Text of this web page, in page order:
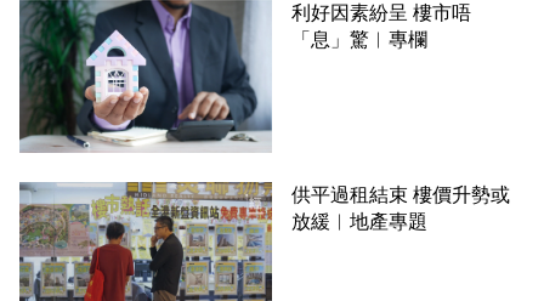
利好因素紛呈 樓市唔
「息」驚︳專欄
供平過租結束 樓價升勢或
放緩︳地產專題